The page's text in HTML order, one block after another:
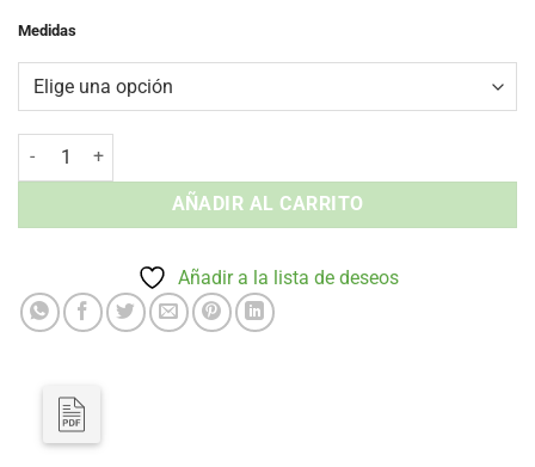
Medidas
Tablero Negro - Tablero HPL Interior y Exterior cantidad
AÑADIR AL CARRITO
Añadir a la lista de deseos